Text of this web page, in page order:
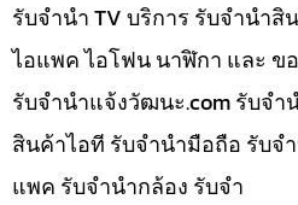
รับจำนำ TV บริการ รับจำนำ
ไอแพค ไอโฟน นาฬิกา และ ข
รับจํานําแจ้งวัฒนะ.com รับจำ
สินค้าไอที รับจำนำมือถือ รับจ
แพค รับจำนำกล้อง รับจำ